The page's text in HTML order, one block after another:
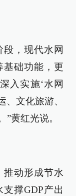
，现代水网
基础功能，更
入实施‘水网
、文化旅游、
黄红光说。
推动形成节水
撑GDP产出